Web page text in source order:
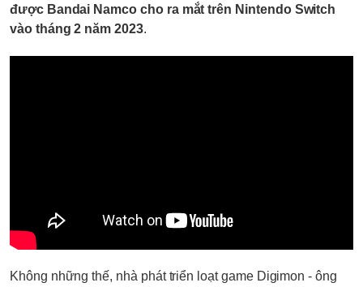
được Bandai Namco cho ra mắt trên Nintendo Switch
vào tháng 2 năm 2023.
Không những thế, nhà phát triển loạt game Digimon - ông